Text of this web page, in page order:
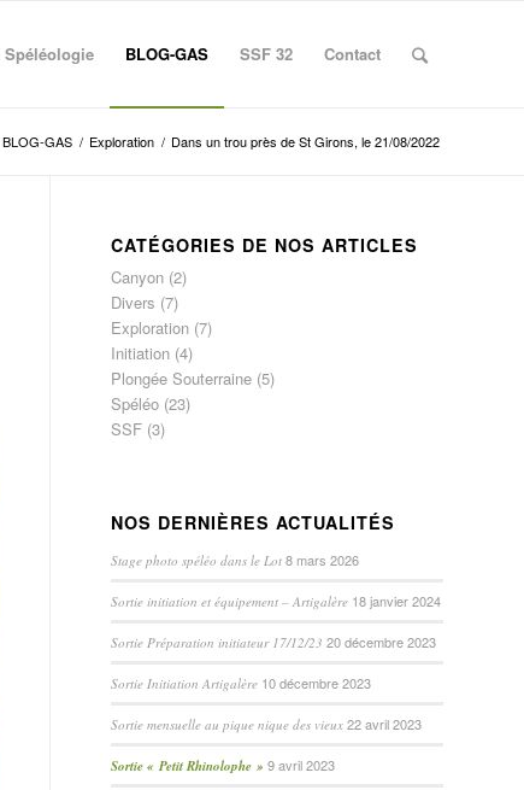
Spéléologie BLOG-GAS SSF 32 Contact
BLOG-GAS / Exploration / Dans un trou près de St Girons, le 21/08/2022
CATÉGORIES DE NOS ARTICLES
Canyon (2)
Divers (7)
Exploration (7)
Initiation (4)
Plongée Souterraine (5)
Spéléo (23)
SSF (3)
NOS DERNIÈRES ACTUALITÉS
Stage photo spéléo dans le Lot 8 mars 2026
Sortie initiation et équipement – Artigalère 18 janvier 2024
Sortie Préparation initiateur 17/12/23 20 décembre 2023
Sortie Initiation Artigalère 10 décembre 2023
Sortie mensuelle au pique nique des vieux 22 avril 2023
Sortie « Petit Rhinolophe » 9 avril 2023